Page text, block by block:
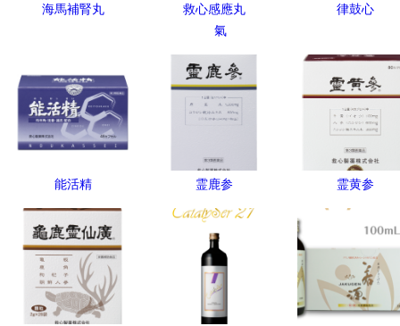
海馬補腎丸
救心感應丸
氣
律鼓心
能活精 霊鹿参 霊黄参